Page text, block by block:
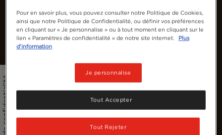
Suivez NESCAFÉ CWAR sur les réseaux sociaux pour encore
Pour en savoir plus, vous pouvez consulter notre Politique de Cookies,
ainsi que notre Politique de Confidentialité, ou définir vos préférences
en cliquant sur « Je personnalise » ou à tout moment en cliquant sur le
lien « Paramètres de confidentialité » de notre site internet.
Plus
d'information
Je personnalise
Tout Rejeter
Tout Accepter